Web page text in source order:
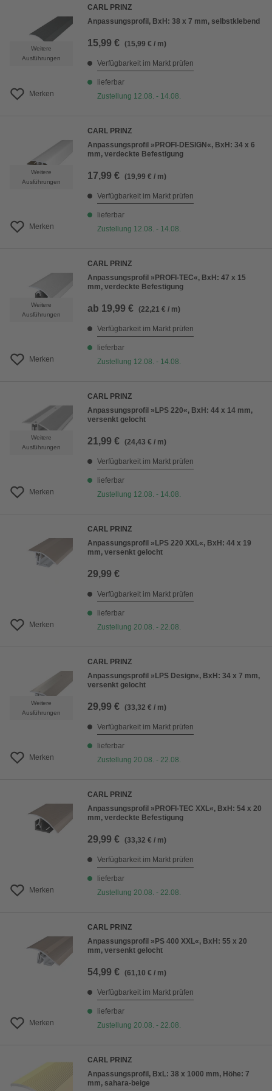
Weitere
Ausführungen
Merken
CARL PRINZ
Anpassungsprofil, BxH: 38 x 7 mm, selbstklebend
15,99 € (15,99 € / m)
Verfügbarkeit im Markt prüfen
lieferbar
Zustellung 12.08. - 14.08.
Weitere
Ausführungen
Merken
CARL PRINZ
Anpassungsprofil »PROFI-DESIGN«, BxH: 34 x 6
mm, verdeckte Befestigung
17,99 € (19,99 € / m)
Verfügbarkeit im Markt prüfen
lieferbar
Zustellung 12.08. - 14.08.
Weitere
Ausführungen
Merken
CARL PRINZ
Anpassungsprofil »PROFI-TEC«, BxH: 47 x 15
mm, verdeckte Befestigung
ab 19,99 € (22,21 € / m)
Verfügbarkeit im Markt prüfen
lieferbar
Zustellung 12.08. - 14.08.
Weitere
Ausführungen
Merken
CARL PRINZ
Anpassungsprofil »LPS 220«, BxH: 44 x 14 mm,
versenkt gelocht
21,99 € (24,43 € / m)
Verfügbarkeit im Markt prüfen
lieferbar
Zustellung 12.08. - 14.08.
Merken
CARL PRINZ
Anpassungsprofil »LPS 220 XXL«, BxH: 44 x 19
mm, versenkt gelocht
29,99 €
Verfügbarkeit im Markt prüfen
lieferbar
Zustellung 20.08. - 22.08.
Weitere
Ausführungen
Merken
CARL PRINZ
Anpassungsprofil »LPS Design«, BxH: 34 x 7 mm,
versenkt gelocht
29,99 € (33,32 € / m)
Verfügbarkeit im Markt prüfen
lieferbar
Zustellung 20.08. - 22.08.
Merken
CARL PRINZ
Anpassungsprofil »PROFI-TEC XXL«, BxH: 54 x 20
mm, verdeckte Befestigung
29,99 € (33,32 € / m)
Verfügbarkeit im Markt prüfen
lieferbar
Zustellung 20.08. - 22.08.
Merken
CARL PRINZ
Anpassungsprofil »PS 400 XXL«, BxH: 55 x 20
mm, versenkt gelocht
54,99 € (61,10 € / m)
Verfügbarkeit im Markt prüfen
lieferbar
Zustellung 20.08. - 22.08.
CARL PRINZ
Anpassungsprofil, BxL: 38 x 1000 mm, Höhe: 7
mm, sahara-beige